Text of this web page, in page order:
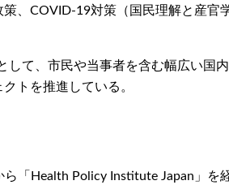
、COVID-19対策（国民理解と産官
て、市民や当事者を含む幅広い国
トを推進している。
「Health Policy Institute Japan」を